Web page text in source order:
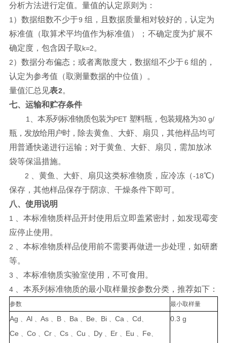
分析方法进行定值。量值的认定原则为：
1 ）数据组数不少于9 组，且数据质量相对较好的， 认定为
标准值（取算术平均值作为标准值）； 不确定度为扩展不
确定度，包含因子取k=2。
2）数据分布偏态；或者离散度大，数据组不少于6 组的，
认定为参考值（取测量数据的中位值）。
量值汇总见表2。
七、运输和贮存条件
1 、本系列标准物质包装为PET 塑料瓶，包装规格为30g/
瓶，发放给用户时， 除去黄鱼、大虾、扇贝，其他样品均可
用普通快递进行运输；对于黄鱼、 大虾、
扇贝，需加放冰
袋等保温措施。
2 、黄鱼、大虾、扇贝这类标准物质，应冷冻（-18℃)
保存，其他样品保存于阴凉、干燥条件下即可。
八、使用说明
1
、本标准物质样品开封使用后立即盖紧密封，如发现霉变
应停止使用。
2 、本标准物质样品使用前不需要再做进一步处理， 如研磨
等。
3 、本标准物质实验室使用，不可食用。
4 、本系列标准物质的最小取样量按参数分类， 推荐如下：
参数 最小取样量
Ag Al As B Ba Be Bi Ca Cd
Ce Co Cr Cs Cu Dy Er Eu Fe
0.3 g